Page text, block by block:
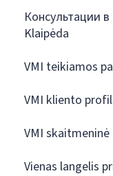
Консультации
Klaipėda
VMI teikiamos
VMI kliento
VMI
Vienas langelis